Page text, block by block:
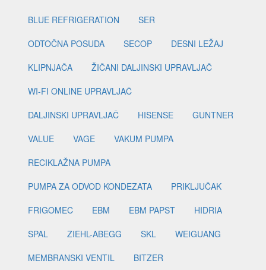
BLUE REFRIGERATION
SER
ODTOČNA POSUDA
SECOP
DESNI LEŽAJ
KLIPNJAČA
ŽIČANI DALJINSKI UPRAVLJAČ
WI-FI ONLINE UPRAVLJAČ
DALJINSKI UPRAVLJAČ
HISENSE
GUNTNER
VALUE
VAGE
VAKUM PUMPA
RECIKLAŽNA PUMPA
PUMPA ZA ODVOD KONDEZATA
PRIKLJUČAK
FRIGOMEC
EBM EBM PAPST
HIDRIA
SPAL
ZIEHL-ABEGG SKL
WEIGUANG
MEMBRANSKI VENTIL
BITZER